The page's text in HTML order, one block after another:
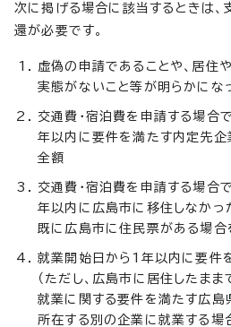
次に掲げる場合に該当するときは
還が必要です。
虚偽の申請であることや、居住
実態がないこと等が明らかにな
交通費・宿泊費を申請する場合
年以内に要件を満たす内定先企
全額
交通費・宿泊費を申請する場合
年以内に広島市に移住しなかっ
既に広島市に住民票がある場合
就業開始日から1年以内に要件
（ただし、広島市に居住したま
就業に関する要件を満たす広
所在する別の企業に就業する場合